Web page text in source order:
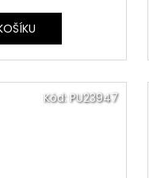
Kód:PU23947